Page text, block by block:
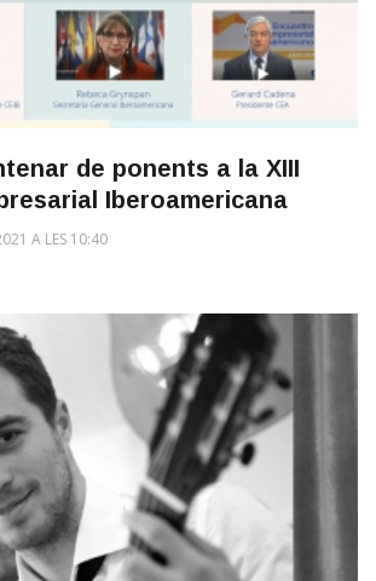
de ponents a la XIII
Iberoamericana
A LES 10:40